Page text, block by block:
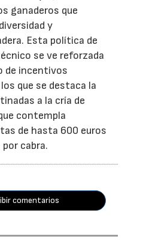
ganaderos que
y
Esta política de
se ve reforzada
de incentivos
que se destaca la
a la cría de
contempla
de hasta 600 euros
cabra.
comentarios